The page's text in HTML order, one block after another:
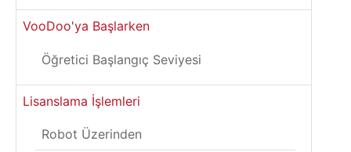
VooDoo'ya Başlarken
Öğretici Başlangıç Seviyesi
Lisanslama İşlemleri
Robot Üzerinden